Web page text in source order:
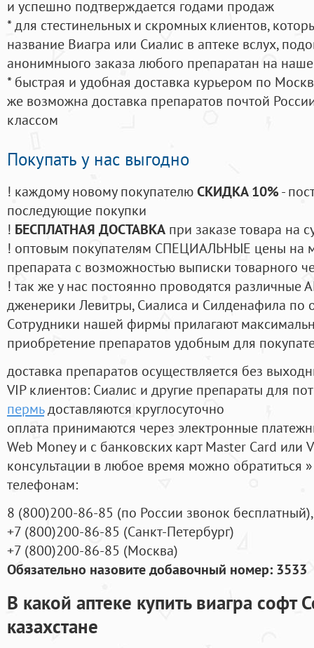
и успешно подтверждается годами продаж
* для стестинельных и скромных клиентов,
название Виагра или Сиалис в аптеке вслух,
анонимныого заказа любого препаратан на
* быстрая и удобная доставка курьером по
же возможна доставка препаратов почтой
классом
Покупать у нас выгодно
! каждому новому покупателюСКИДКА 10%-
последующие покупки
! БЕСПЛАТНАЯ ДОСТАВКА при заказе товара на
! оптовым покупателям СПЕЦИАЛЬНЫЕ цены на
препарата с возможностью выписки товарного
! так же у нас постоянно проводятся
дженерики Левитры, Сиалиса и Силденафила по
Cотрудники нашей фирмы прилагают
приобретение препаратов удобным для
доставка препаратов осуществляется без
VIP клиентов: Сиалис и другие препараты для
пермьдоставляются круглосуточно
оплата принимаются через электронные
Web Money и с банковских карт Master Card или
консультации в любое время можно обратиться
телефонам:
8 (800)200-86-85 (по России звонок бесплатный),
+7 (800)200-86-85 (Санкт-Петербург)
+7 (800)200-86-85 (Москва)
Обязательно назовите добавочный номер: 3533
В какой аптеке купить виагра софт
казахстане